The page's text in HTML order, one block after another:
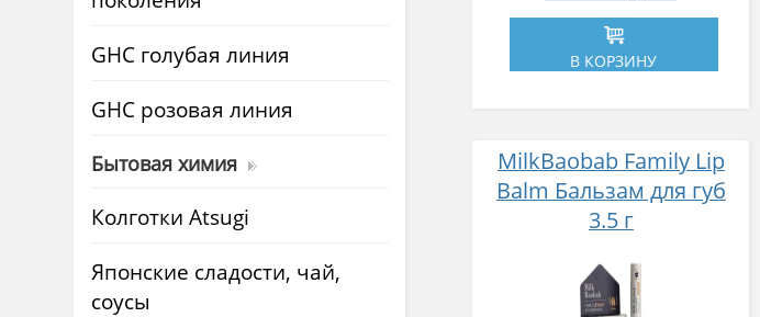
GHC голубая линия
GHC розовая линия
Бытовая химия
Колготки Atsugi
Японские сладости, чай,
соусы
В КОРЗИНУ
MilkBaobab Family Lip
Balm Бальзам для губ
3.5 г